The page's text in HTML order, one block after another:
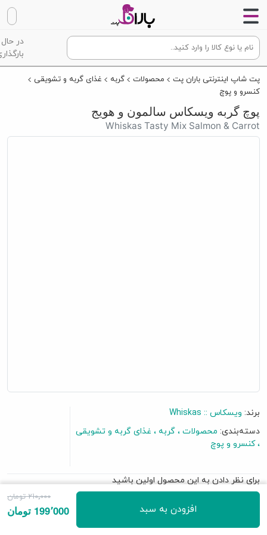
در حال
پت شاپ اینترنتی باران پت محصولات گربه
غذای گربه و تشویقی
کنسرو و پوچ
پوچ گربه ویسکاس سالمون و هویج
Whiskas Tasty Mix Salmon & Carrot
برند: ویسکاس :: Whiskas
دسته‌بندی: محصولات گربه
غذای گربه و تشویقی
کنسرو و پوچ
برای نظر دادن به این محصول اولین باشید
• حاوی گوشت سالمون و هویج در سس گوشت
• شامل 80 ٪ گوشت خالص
افزودن به سبد
210٬000 تومان
199٬000 تومان
گفتگو آنلاین